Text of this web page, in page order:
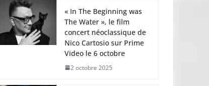
« In The Beginning was
The Water », le film
concert néoclassique de
Nico Cartosio sur Prime
Video le 6 octobre
2 octobre 2025